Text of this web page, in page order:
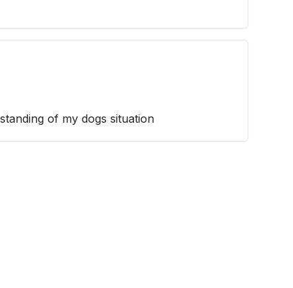
of my dogs situation